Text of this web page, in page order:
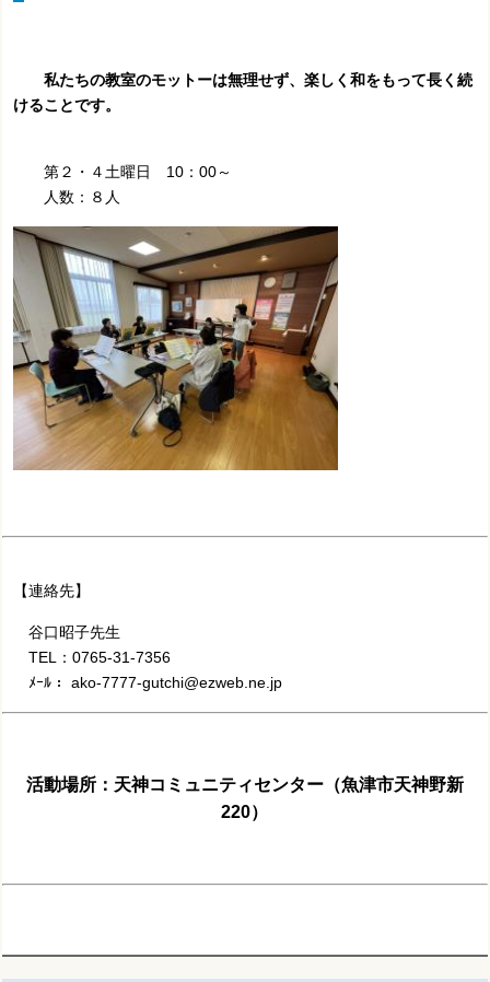
私たちの教室のモットーは無理せず、楽しく和をもって長く続
けることです。
第２・４土曜日 10：00～
人数：８人
【連絡先】
谷口昭子先生
TEL：0765-31-7356
ﾒｰﾙ： ako-7777-gutchi@ezweb.ne.jp
活動場所：天神コミュニティセンター（魚津市天神野新
220）